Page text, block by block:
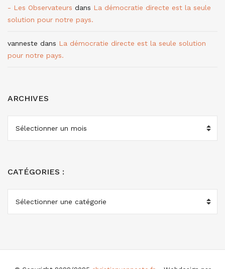
- Les Observateurs dans La démocratie directe est la seule
solution pour notre pays.
vanneste dans La démocratie directe est la seule solution
pour notre pays.
ARCHIVES
ARCHIVES
CATÉGORIES :
CATÉGORIES